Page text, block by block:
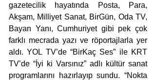
gazetecilik hayatında Posta, Para,
Akşam, Milliyet Sanat, BirGün, Oda TV,
Bayan Yanı, Cumhuriyet gibi pek çok
farklı mecrada yazı ve röportajlarla yer
aldı. YOL TV’de “BirKaç Ses” ile KRT
TV’de “İyi ki Varsınız” adlı kültür sanat
programlarını hazırlayıp sundu. “Nokta